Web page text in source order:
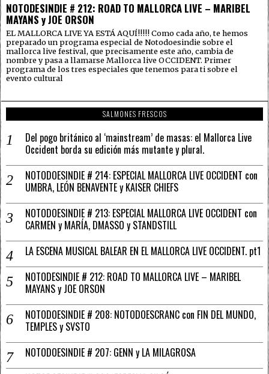
NOTODESINDIE # 212: ROAD TO MALLORCA LIVE – MARIBEL
MAYANS y JOE ORSON
EL MALLORCA LIVE YA ESTÁ AQUÍ!!!!! Como cada año, te hemos
preparado un programa especial de Notodoesindie sobre el
mallorca live festival, que precisamente este año, cambia de
nombre y pasa a llamarse Mallorca live OCCIDENT. Primer
programa de los tres especiales que tenemos para ti sobre el
evento cultural
SALMONES FRESCOS
Del pogo británico al ‘mainstream’ de masas: el Mallorca Live
Occident borda su edición más mutante y plural.
NOTODOESINDIE # 214: ESPECIAL MALLORCA LIVE OCCIDENT con
UMBRA, LEÓN BENAVENTE y KAISER CHIEFS
NOTODOESINDIE # 213: ESPECIAL MALLORCA LIVE OCCIDENT con
CARMEN y MARÍA, DMASSO y STANDSTILL
LA ESCENA MUSICAL BALEAR EN EL MALLORCA LIVE OCCIDENT. pt1
NOTODESINDIE # 212: ROAD TO MALLORCA LIVE – MARIBEL
MAYANS y JOE ORSON
NOTODOESINDIE # 208: NOTODOESCRANC con FIN DEL MUNDO,
TEMPLES y SVSTO
NOTODOESINDIE # 207: GENN y LA MILAGROSA